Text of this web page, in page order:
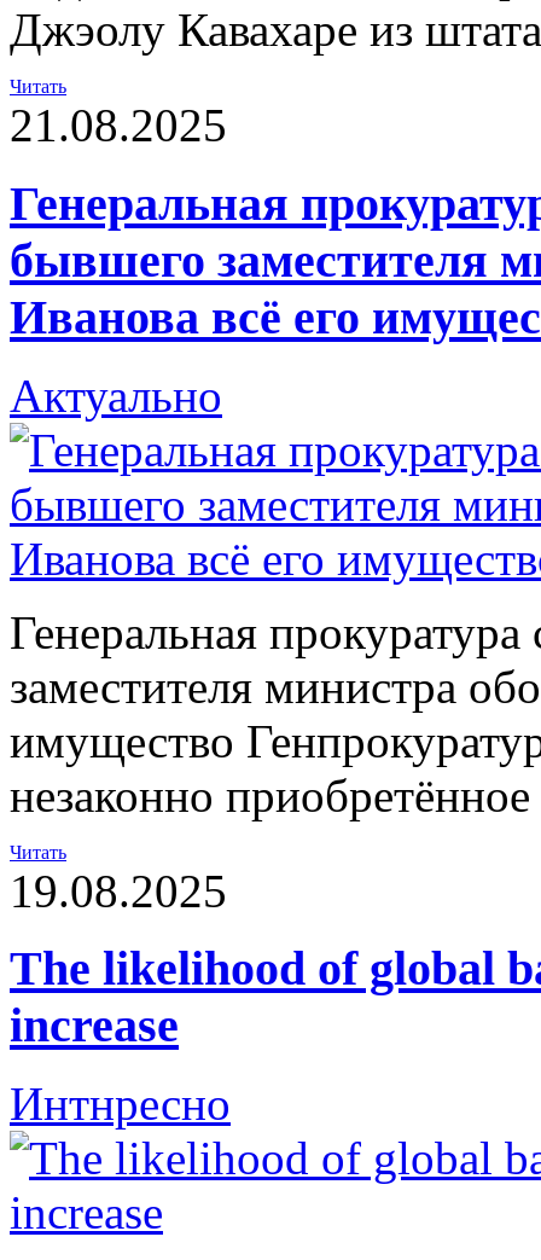
Джэолу Кавахаре из
Читать
21.08.2025
Генеральная
бывшего заместителя
Иванова всё его
Актуально
Генеральная
заместителя министра
имущество
незаконно
Читать
19.08.2025
The likelihood of global
increase
Интнресно